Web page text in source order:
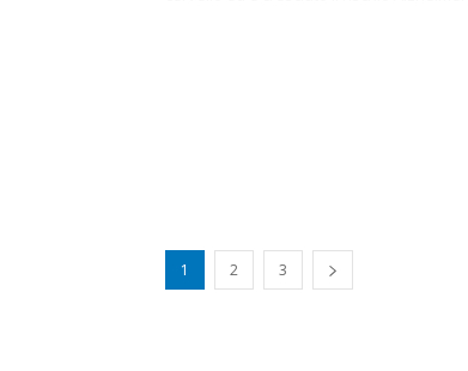
1 2 3